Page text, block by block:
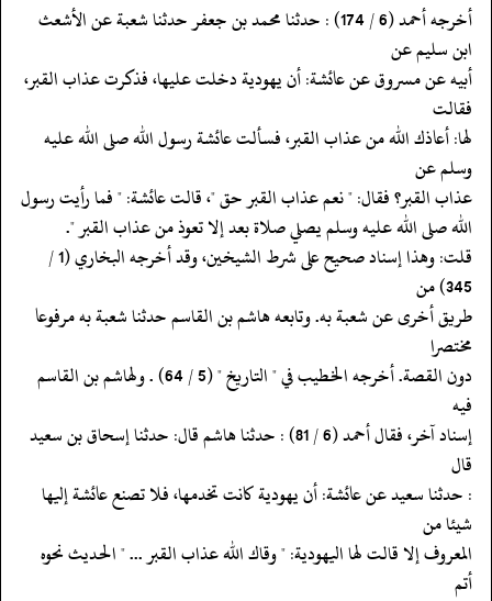
‏‏‏‏أخرجه أحمد (6 / 174) : حدثنا محمد بن جعفر حدثنا شعبة عن الأشعث
ابن سليم عن
‏‏‏‏أبيه عن مسروق عن عائشة: أن يهودية دخلت عليها، فذكرت عذاب القبر،
فقالت
‏‏‏‏لها: أعاذك الله من عذاب القبر، فسألت عائشة رسول الله صلى الله عليه
وسلم عن
‏‏‏‏عذاب القبر؟ فقال: " نعم عذاب القبر حق "، قالت عائشة: " فما رأيت رسول
‏‏‏‏الله صلى الله عليه وسلم يصلي صلاة بعد إلا تعوذ من عذاب القبر ".
‏‏‏‏قلت: وهذا إسناد صحيح على شرط الشيخين، وقد أخرجه البخاري (1 /
345) من
‏‏‏‏طريق أخرى عن شعبة به. وتابعه هاشم بن القاسم حدثنا شعبة به مرفوعا
مختصرا
‏‏‏‏دون القصة. أخرجه الخطيب في " التاريخ " (5 / 64) . ولهاشم بن القاسم
فيه
‏‏‏‏إسناد آخر، فقال أحمد (6 / 81) : حدثنا هاشم قال: حدثنا إسحاق بن سعيد
قال
‏‏‏‏: حدثنا سعيد عن عائشة: أن يهودية كانت تخدمها، فلا تصنع عائشة إليها
شيئا من
‏‏‏‏المعروف إلا قالت لها اليهودية: " وقاك الله عذاب القبر ... " الحديث نحوه
أتم